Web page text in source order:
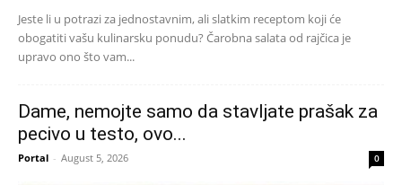
Jeste li u potrazi za jednostavnim, ali slatkim receptom koji će
obogatiti vašu kulinarsku ponudu? Čarobna salata od rajčica je
upravo ono što vam...
Dame, nemojte samo da stavljate prašak za
pecivo u testo, ovo...
Portal - August 5, 2026 0